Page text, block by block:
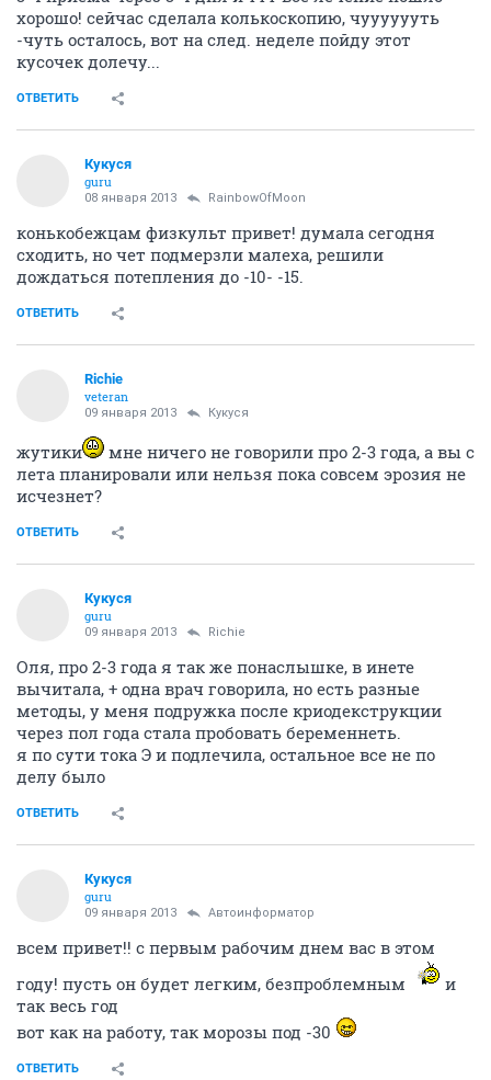
хорошо! сейчас сделала колькоскопию, чууууууть
-чуть осталось, вот на след. неделе пойду этот
кусочек долечу...
ОТВЕТИТЬ
Кукуся
guru
08 января 2013 RainbowOfMoon
конькобежцам физкульт привет! думала сегодня
сходить, но чет подмерзли малеха, решили
дождаться потепления до -10- -15.
ОТВЕТИТЬ
Richie
veteran
09 января 2013 Кукуся
жутики
мне ничего не говорили про 2-3 года, а вы с
лета планировали или нельзя пока совсем эрозия не
исчезнет?
ОТВЕТИТЬ
Кукуся
guru
09 января 2013 Richie
Оля, про 2-3 года я так же понаслышке, в инете
вычитала, + одна врач говорила, но есть разные
методы, у меня подружка после криодекструкции
через пол года стала пробовать беременнеть.
я по сути тока Э и подлечила, остальное все не по
делу было
ОТВЕТИТЬ
Кукуся
guru
09 января 2013 Автоинформатор
всем привет!! с первым рабочим днем вас в этом
году! пусть он будет легким, безпроблемным
и
так весь год
вот как на работу, так морозы под -30
ОТВЕТИТЬ